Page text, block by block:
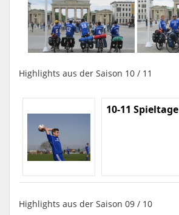
Highlights aus der Saison 10 / 11
10-11 Spieltage
Highlights aus der Saison 09 / 10